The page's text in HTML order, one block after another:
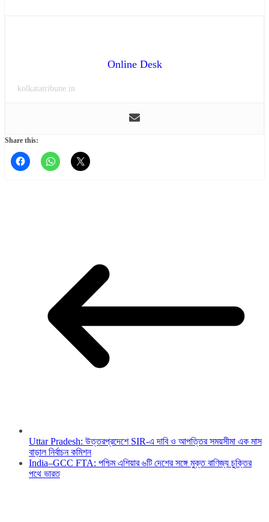
Online Desk
kolkatatribune.in
Share this:
Uttar Pradesh: উত্তরপ্রদেশে SIR-এ দাবি ও আপত্তির সময়সীমা এক মাস
বাড়াল নির্বাচন কমিশন
India–GCC FTA: পশ্চিম এশিয়ার ৬টি দেশের সঙ্গে মুক্ত বাণিজ্য চুক্তির
পথে ভারত